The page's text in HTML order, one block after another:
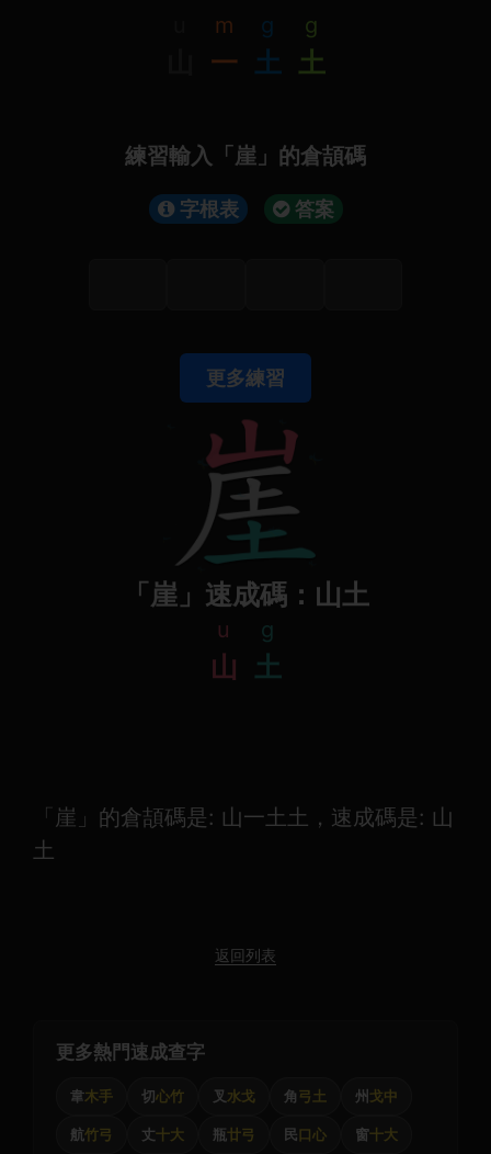
m
一
g
土
g
土
練習輸入「崖」的倉頡碼
字根表 答案
更多練習
「崖」速成碼：山土
u
山
g
土
「崖」的倉頡碼是: 山一土土，速成碼是: 山
土
返回列表
更多熱門速成查字
韋木手 切心竹 叉 水戈 角弓土 州 戈中
航竹弓 丈十大 瓶廿弓 民口心 窗十大